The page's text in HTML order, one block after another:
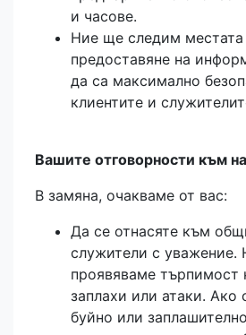
и часове.
Ние ще следим местата
предоставяне на
да са максимално
клиентите и
Вашите отговорности към
В замяна, очакваме от вас:
Да се отнасяте към
служители с уважение.
проявяваме търпимост
заплахи или атаки. Ако
буйно или